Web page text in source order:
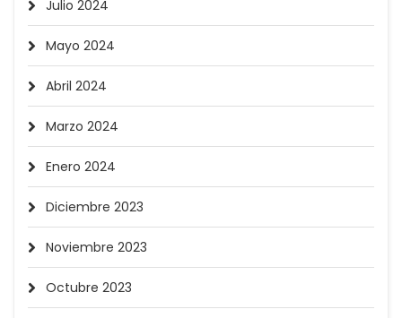
Julio 2024
Mayo 2024
Abril 2024
Marzo 2024
Enero 2024
Diciembre 2023
Noviembre 2023
Octubre 2023